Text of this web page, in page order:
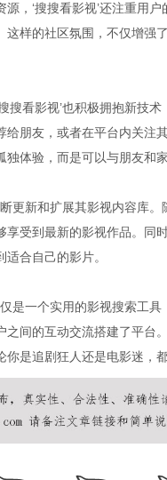
源，‘搜搜看影视’还注重用
这样的社区氛围，不仅增强
搜看影视’也积极拥抱新技
给朋友，或者在平台内关注
独体验，而是可以与朋友和
断更新和扩展其影视内容库
享受到最新的影视作品。同
合自己的影片。
仅是一个实用的影视搜索工
间的互动交流搭建了平台
你是追剧狂人还是电影迷，